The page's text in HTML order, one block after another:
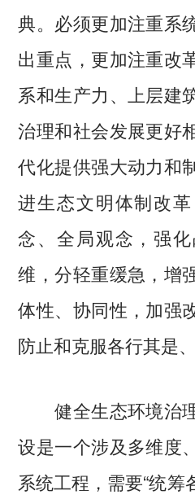
典。必须更加注重系
出重点，更加注重改
系和生产力、上层建
治理和社会发展更好
代化提供强大动力和
进生态文明体制改
念、全局观念，强
维，分轻重缓急，增
体性、协同性，加强
防止和克服各行其是
健全生态环境治
设是一个涉及多维度
系统工程，需要“统